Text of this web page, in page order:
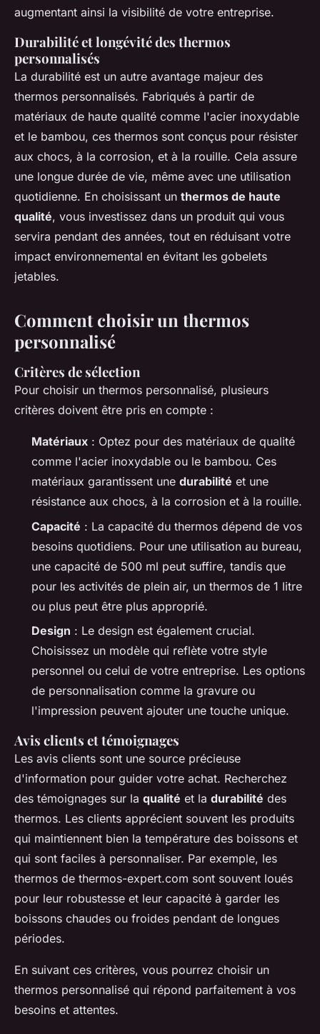
augmentant ainsi la visibilité de votre entreprise.
Durabilité et longévité des thermos
personnalisés
La durabilité est un autre avantage majeur des
thermos personnalisés. Fabriqués à partir de
matériaux de haute qualité comme l'acier inoxydable
et le bambou, ces thermos sont conçus pour résister
aux chocs, à la corrosion, et à la rouille. Cela assure
une longue durée de vie, même avec une utilisation
quotidienne. En choisissant un thermos de haute
qualité, vous investissez dans un produit qui vous
servira pendant des années, tout en réduisant votre
impact environnemental en évitant les gobelets
jetables.
Comment choisir un thermos
personnalisé
Critères de sélection
Pour choisir un thermos personnalisé, plusieurs
critères doivent être pris en compte :
Matériaux : Optez pour des matériaux de qualité
comme l'acier inoxydable ou le bambou. Ces
matériaux garantissent une durabilité et une
résistance aux chocs, à la corrosion et à la rouille.
Capacité : La capacité du thermos dépend de vos
besoins quotidiens. Pour une utilisation au bureau,
une capacité de 500 ml peut suffire, tandis que
pour les activités de plein air, un thermos de 1 litre
ou plus peut être plus approprié.
Design : Le design est également crucial.
Choisissez un modèle qui reflète votre style
personnel ou celui de votre entreprise. Les options
de personnalisation comme la gravure ou
l'impression peuvent ajouter une touche unique.
Avis clients et témoignages
Les avis clients sont une source précieuse
d'information pour guider votre achat. Recherchez
des témoignages sur la qualité et la durabilité des
thermos. Les clients apprécient souvent les produits
qui maintiennent bien la température des boissons et
qui sont faciles à personnaliser. Par exemple, les
thermos de thermos-expert.com sont souvent loués
pour leur robustesse et leur capacité à garder les
boissons chaudes ou froides pendant de longues
périodes.
En suivant ces critères, vous pourrez choisir un
thermos personnalisé qui répond parfaitement à vos
besoins et attentes.